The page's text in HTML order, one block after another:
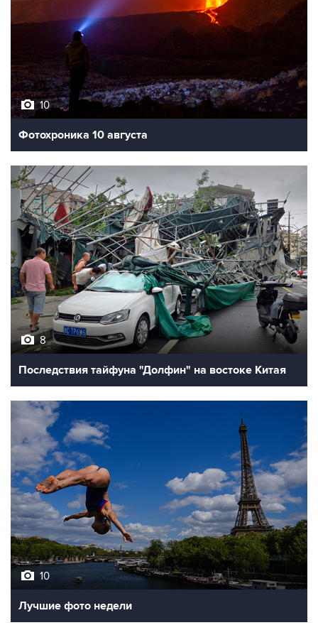
10
Фотохроника 10 августа
8
Последствия тайфуна "Долфин" на востоке Китая
10
Лучшие фото недели